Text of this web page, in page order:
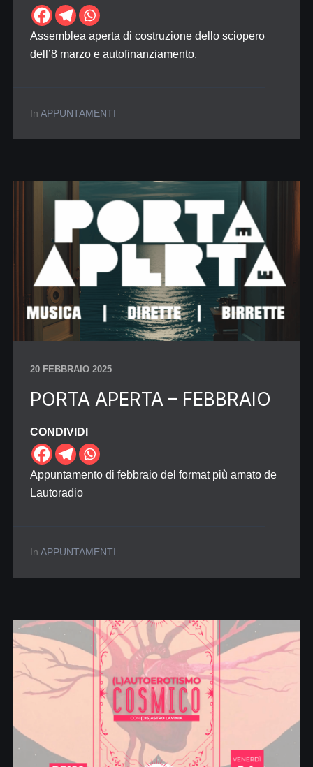
Assemblea aperta di costruzione dello sciopero
dell’8 marzo e autofinanziamento.
In APPUNTAMENTI
20 FEBBRAIO 2025
PORTA APERTA – FEBBRAIO
CONDIVIDI
Appuntamento di febbraio del format più amato de
Lautoradio
In APPUNTAMENTI